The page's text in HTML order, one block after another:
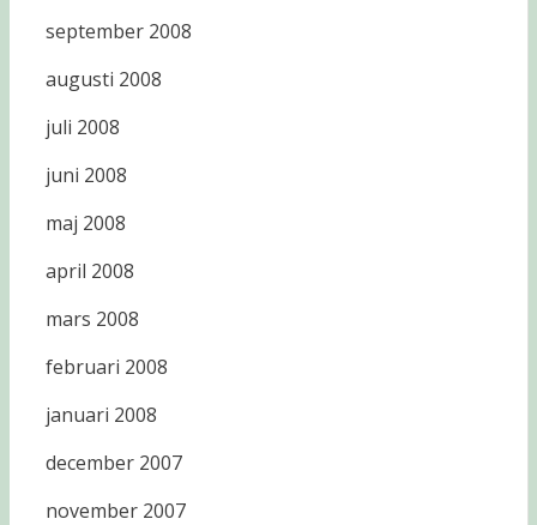
september 2008
augusti 2008
juli 2008
juni 2008
maj 2008
april 2008
mars 2008
februari 2008
januari 2008
december 2007
november 2007